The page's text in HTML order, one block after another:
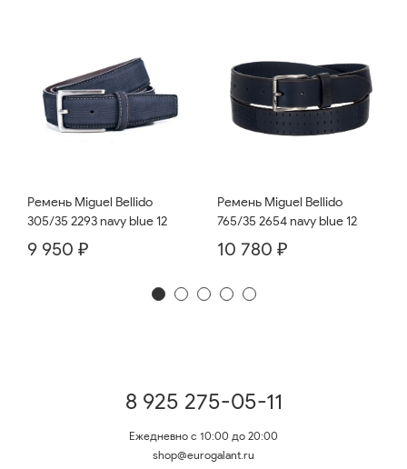
Ремень Miguel Bellido
305/35 2293 navy blue 12
9 950 ₽
Ремень Miguel Bellido
765/35 2654 navy blue 12
10 780 ₽
8 925 275-05-11
Ежедневно с 10:00 до 20:00
shop@eurogalant.ru